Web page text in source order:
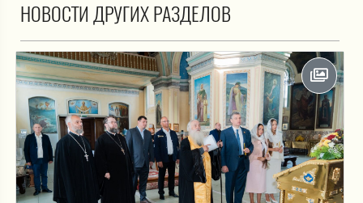
НОВОСТИ ДРУГИХ РАЗДЕЛОВ